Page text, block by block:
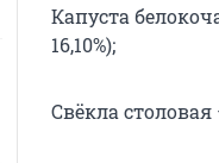
Капуста
16,10%);
Свёкла столовая